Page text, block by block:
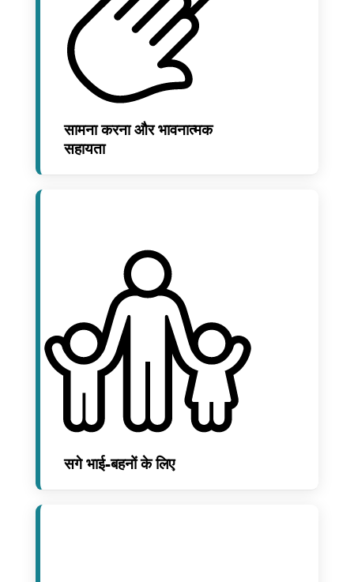
सामना करना और भावनात्मक
सहायता
सगे भाई-बहनों के लिए